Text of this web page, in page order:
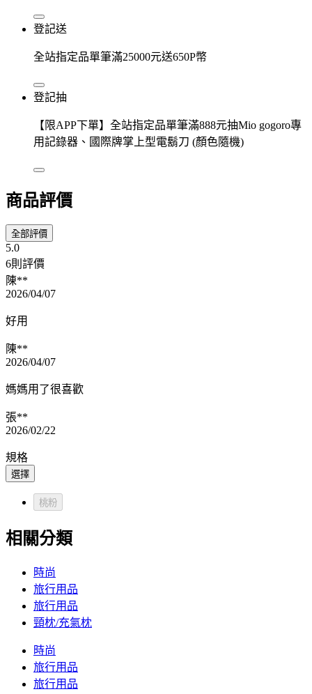
登記送
全站指定品單筆滿25000元送650P幣
登記抽
【限APP下單】全站指定品單筆滿888元抽Mio gogoro專
用記錄器、國際牌掌上型電鬍刀 (顏色隨機)
商品評價
全部評價
5.0
6則評價
陳**
2026/04/07
好用
陳**
2026/04/07
媽媽用了很喜歡
張**
2026/02/22
規格
選擇
桃粉
相關分類
時尚
旅行用品
旅行用品
頸枕/充氣枕
時尚
旅行用品
旅行用品